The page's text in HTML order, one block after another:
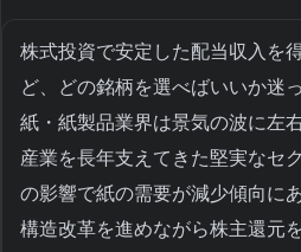
株式投資で安定した配当収入を
ど、どの銘柄を選べばいいか迷
紙・紙製品業界は景気の波に左
産業を長年支えてきた堅実なセ
の影響で紙の需要が減少傾向に
構造改革を進めながら株主還元